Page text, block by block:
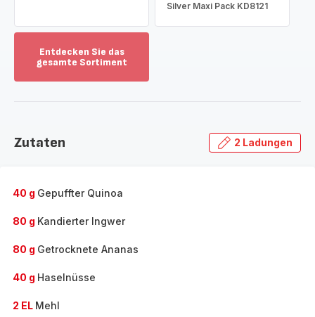
Silver Maxi Pack KD8121
Entdecken Sie das
gesamte Sortiment
das
Zutaten 2 Ladungen
40 g Gepuffter Quinoa
80 g Kandierter Ingwer
80 g Getrocknete Ananas
40 g Haselnüsse
2 EL Mehl